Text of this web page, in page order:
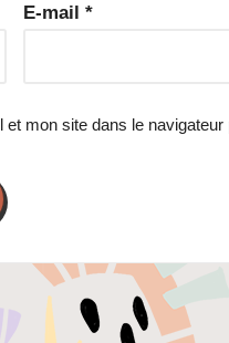
E-mail *
mon site dans le